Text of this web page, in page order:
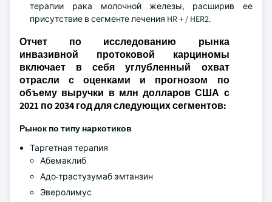
терапии рака молочной железы, расширив ее
присутствие в сегменте лечения HR + / HER2.
Отчет по исследованию рынка
инвазивной протоковой карциномы
включает в себя углубленный охват
отрасли с оценками и прогнозом по
объему выручки в млн долларов США с
2021 по 2034 год для следующих сегментов:
Рынок по типу наркотиков
Таргетная терапия
Абемаклиб
Адо-трастузумаб эмтанзин
Эверолимус